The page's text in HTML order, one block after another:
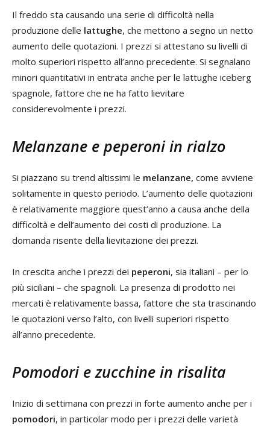
Il freddo sta causando una serie di difficoltà nella
produzione delle lattughe, che mettono a segno un netto
aumento delle quotazioni. I prezzi si attestano su livelli di
molto superiori rispetto all’anno precedente. Si segnalano
minori quantitativi in entrata anche per le lattughe iceberg
spagnole, fattore che ne ha fatto lievitare
considerevolmente i prezzi.
Melanzane e peperoni in rialzo
Si piazzano su trend altissimi le melanzane, come avviene
solitamente in questo periodo. L’aumento delle quotazioni
è relativamente maggiore quest’anno a causa anche della
difficoltà e dell’aumento dei costi di produzione. La
domanda risente della lievitazione dei prezzi.
In crescita anche i prezzi dei peperoni, sia italiani – per lo
più siciliani – che spagnoli. La presenza di prodotto nei
mercati è relativamente bassa, fattore che sta trascinando
le quotazioni verso l’alto, con livelli superiori rispetto
all’anno precedente.
Pomodori e zucchine in risalita
Inizio di settimana con prezzi in forte aumento anche per i
pomodori, in particolar modo per i prezzi delle varietà